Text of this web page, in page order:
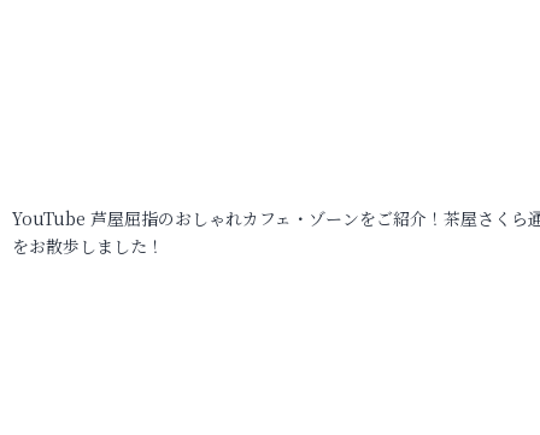
YouTube 芦屋屈指のおしゃれカフェ・ゾーンをご紹介！茶屋さくら
をお散歩しました！